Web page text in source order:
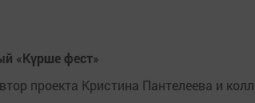
«Күрше фест»
проекта Кристина Пантелеева и